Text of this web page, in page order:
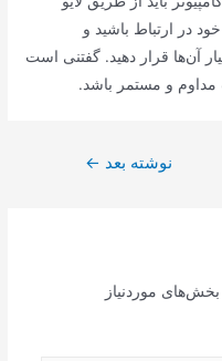
در ارتباط باشید و
آن‌ها قرار دهید. گفتنی است
مداوم و مستمر باشد.
نوشته بعد ←
بخش‌های موردنیاز